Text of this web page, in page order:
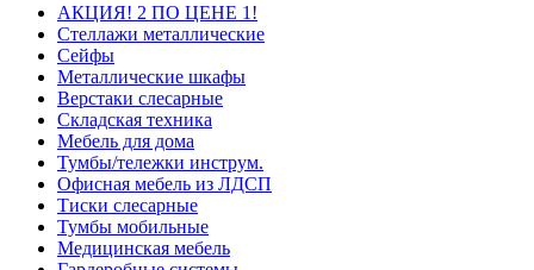
АКЦИЯ! 2 ПО ЦЕНЕ 1!
Стеллажи металлические
Сейфы
Металлические шкафы
Верстаки слесарные
Складская техника
Мебель для дома
Тумбы/тележки инструм.
Офисная мебель из ЛДСП
Тиски слесарные
Тумбы мобильные
Медицинская мебель